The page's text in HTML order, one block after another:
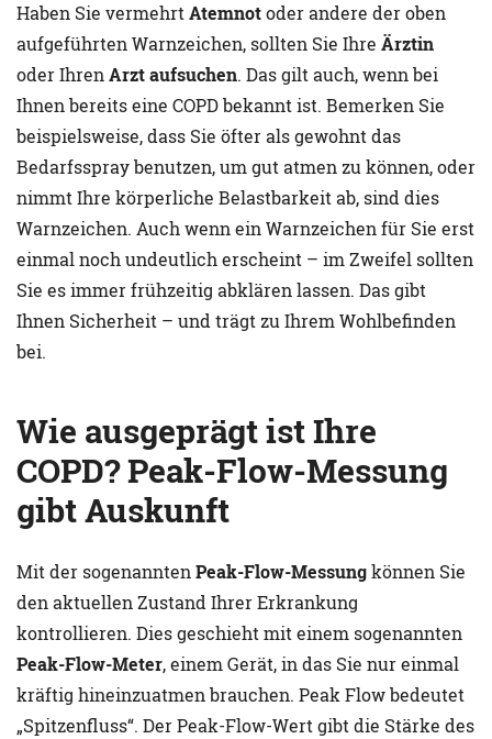
Haben Sie vermehrt Atemnotoder andere der oben
aufgeführten Warnzeichen, sollten Sie Ihre Ärztin
oder Ihren Arzt aufsuchen. Das gilt auch, wenn bei
Ihnen bereits eine COPD bekannt ist. Bemerken Sie
beispielsweise, dass Sie öfter als gewohnt das
Bedarfsspray benutzen, um gut atmen zu können, oder
nimmt Ihre körperliche Belastbarkeit ab, sind dies
Warnzeichen. Auch wenn ein Warnzeichen für Sie erst
einmal noch undeutlich erscheint – im Zweifel sollten
Sie es immer frühzeitig abklären lassen. Das gibt
Ihnen Sicherheit – und trägt zu Ihrem Wohlbefinden
bei.
Wie ausgeprägt ist Ihre
COPD? Peak-Flow-Messung
gibt Auskunft
Mit der sogenannten Peak-Flow-Messungkönnen Sie
den aktuellen Zustand Ihrer Erkrankung
kontrollieren. Dies geschieht mit einem sogenannten
Peak-Flow-Meter, einem Gerät, in das Sie nur einmal
kräftig hineinzuatmen brauchen. Peak Flow bedeutet
„Spitzenfluss“. Der Peak-Flow-Wert gibt die Stärke des